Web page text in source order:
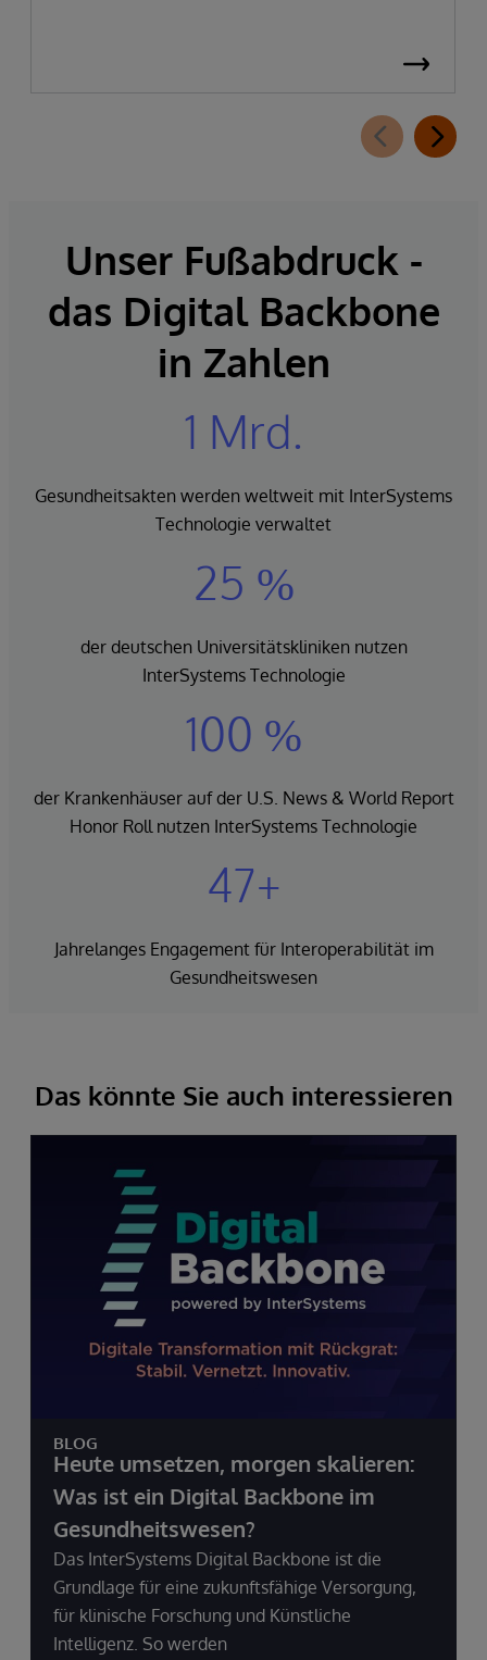
Unser Fußabdruck -
das Digital Backbone
in Zahlen
1 Mrd.
Gesundheitsakten werden weltweit mit InterSystems
Technologie verwaltet
25 %
der deutschen Universitätskliniken nutzen
InterSystems Technologie
100 %
der Krankenhäuser auf der U.S. News & World Report
Honor Roll nutzen InterSystems Technologie
47+
Jahrelanges Engagement für Interoperabilität im
Gesundheitswesen
Das könnte Sie auch interessieren
BLOG
Heute umsetzen, morgen skalieren:
Was ist ein Digital Backbone im
Gesundheitswesen?
Das InterSystems Digital Backbone ist die
Grundlage für eine zukunftsfähige Versorgung,
für klinische Forschung und Künstliche
Intelligenz. So werden